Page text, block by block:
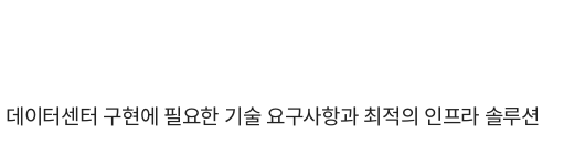
이터센터 구현에 필요한 기술 요구사항과 최적의 인프라 솔루션